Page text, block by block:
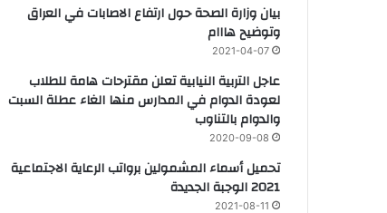
بيان وزارة الصحة حول ارتفاع الاصابات في العراق
وتوضيح هااام
2021-04-07
عاجل التربية النيابية تعلن مقترحات هامة للطلاب
لعودة الدوام في المدارس منها الغاء عطلة السبت
والدوام بالتناوب
2020-09-08
تحميل أسماء المشمولين برواتب الرعاية الاجتماعية
2021 الوجبة الجديدة
2021-08-11